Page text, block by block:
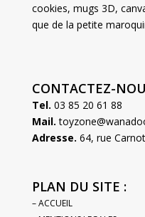
cookies, mugs 3D,
que de la petite
CONTACTEZ-
Tel. 03 85 20 61 88
Mail.
Adresse. 64, rue
PLAN DU SITE :
– ACCUEIL